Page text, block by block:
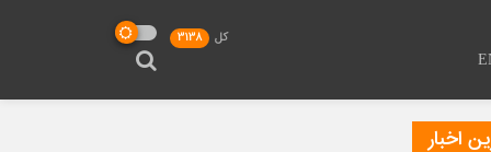
کل 3138
اخبار